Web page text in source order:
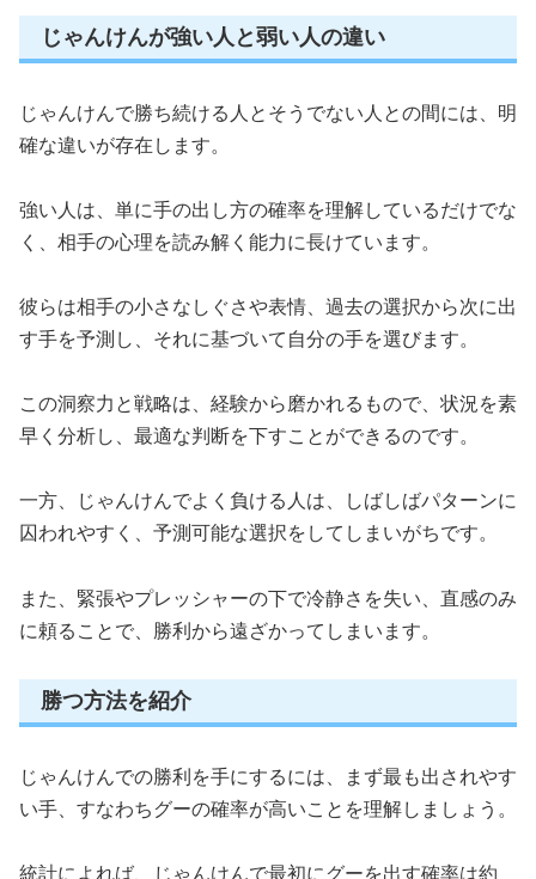
じゃんけんが強い人と弱い人の違い
じゃんけんで勝ち続ける人とそうでない人との間には、明
確な違いが存在します。
強い人は、単に手の出し方の確率を理解しているだけでな
く、相手の心理を読み解く能力に長けています。
彼らは相手の小さなしぐさや表情、過去の選択から次に出
す手を予測し、それに基づいて自分の手を選びます。
この洞察力と戦略は、経験から磨かれるもので、状況を素
早く分析し、最適な判断を下すことができるのです。
一方、じゃんけんでよく負ける人は、しばしばパターンに
囚われやすく、予測可能な選択をしてしまいがちです。
また、緊張やプレッシャーの下で冷静さを失い、直感のみ
に頼ることで、勝利から遠ざかってしまいます。
勝つ方法を紹介
じゃんけんでの勝利を手にするには、まず最も出されやす
い手、すなわちグーの確率が高いことを理解しましょう。
統計によれば、じゃんけんで最初にグーを出す確率は約